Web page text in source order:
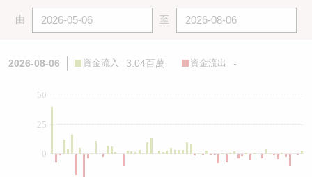
由 至
2026-08-06 資金流入 3.04百萬 資金流出 -
0
25
50